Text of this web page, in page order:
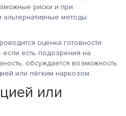
риски и при
методы
оценка готовности
есть подозрения на
обсуждается возможность
или лёгким наркозом.
или